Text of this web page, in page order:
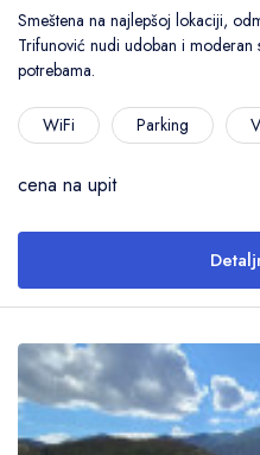
Smeštena na najlepšoj lokaciji,
Trifunović nudi udoban i moderan
potrebama.
WiFi Parking
cena na upit